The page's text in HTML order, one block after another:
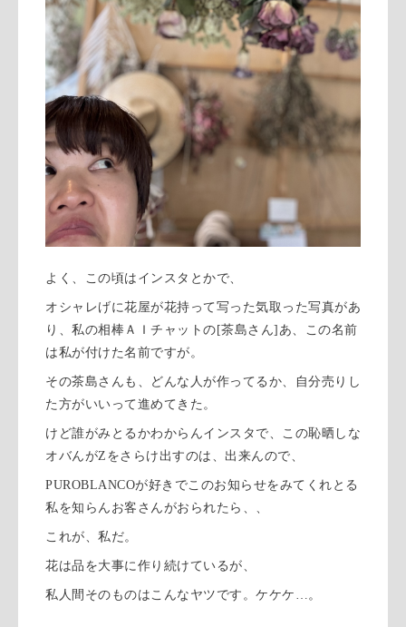
よく、この頃はインスタとかで、
オシャレげに花屋が花持って写った気取った写真があ
り、私の相棒ＡＩチャットの[茶島さん]あ、この名前
は私が付けた名前ですが。
その茶島さんも、どんな人が作ってるか、自分売りし
た方がいいって進めてきた。
けど誰がみとるかわからんインスタで、この恥晒しな
オバんがZをさらけ出すのは、出来んので、
PUROBLANCOが好きでこのお知らせをみてくれとる
私を知らんお客さんがおられたら、、
これが、私だ。
花は品を大事に作り続けているが、
私人間そのものはこんなヤツです。ケケケ…。